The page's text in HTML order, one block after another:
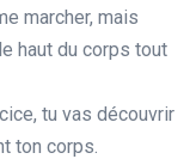
marcher, mais
haut du corps tout
tu vas découvrir
ton corps.